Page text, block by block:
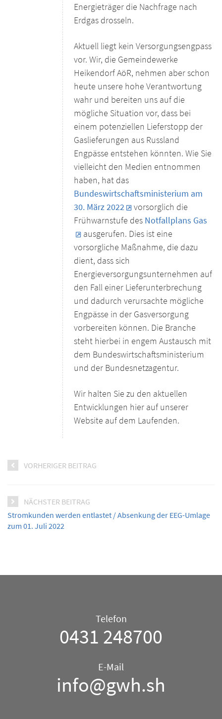
Energieträger die Nachfrage nach
Erdgas drosseln.
Aktuell liegt kein Versorgungsengpass
vor. Wir, die Gemeindewerke
Heikendorf AöR, nehmen aber schon
heute unsere hohe Verantwortung
wahr und bereiten uns auf die
mögliche Situation vor, dass bei
einem potenziellen Lieferstopp der
Gaslieferungen aus Russland
Engpässe entstehen könnten. Wie Sie
vielleicht den Medien entnommen
haben, hat das
Bundeswirtschaftsministerium am
30. März 2022
vorsorglich die
Frühwarnstufe des Notfallplans Gas
ausgerufen. Dies ist eine
vorsorgliche Maßnahme, die dazu
dient, dass sich
Energieversorgungsunternehmen auf
den Fall einer Lieferunterbrechung
und dadurch verursachte mögliche
Engpässe in der Gasversorgung
vorbereiten können. Die Branche
steht hierbei in engem Austausch mit
dem Bundeswirtschaftsministerium
und der Bundesnetzagentur.
Wir halten Sie zu den aktuellen
Entwicklungen hier auf unserer
Website auf dem Laufenden.
VORHERIGER BEITRAG
NÄCHSTER BEITRAG
Stromkunden werden entlastet / Absenkung der EEG-Umlage
zum 01. Juli 2022
Telefon
0431 248700
E-Mail
info@gwh.sh